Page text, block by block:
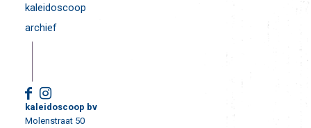
kaleidoscoop
archief
kaleidoscoop bv
Molenstraat 50